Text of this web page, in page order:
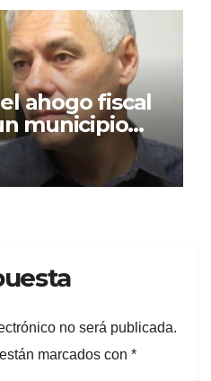
ahogo fiscal
municipio
la falta de
no será publicada.
marcados con *